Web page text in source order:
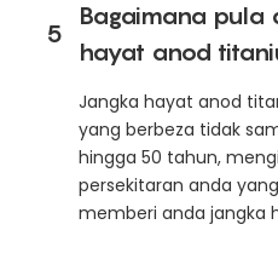
5
Bagaimana pula
hayat anod
Jangka hayat anod
yang berbeza tidak
hingga 50 tahun,
persekitaran anda
memberi anda jangka